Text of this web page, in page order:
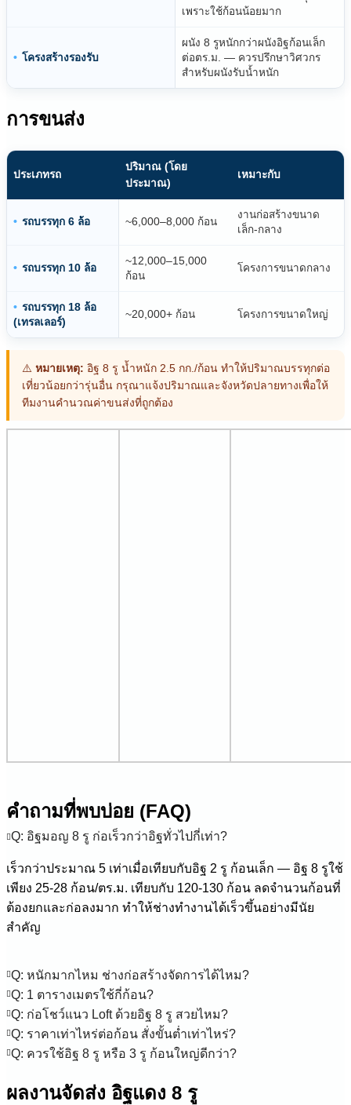
เพราะใช้ก้อนน้อยมาก
โครงสร้างรองรับ
ผนัง 8 รูหนักกว่าผนังอิฐก้อนเล็ก
ต่อตร.ม. — ควรปรึกษาวิศวกร
สำหรับผนังรับน้ำหนัก
การขนส่ง
ประเภทรถ
ปริมาณ (โดย
ประมาณ)
เหมาะกับ
รถบรรทุก 6 ล้อ ~6,000–8,000 ก้อน
งานก่อสร้างขนาด
เล็ก-กลาง
รถบรรทุก 10 ล้อ
~12,000–15,000
ก้อน
โครงการขนาดกลาง
รถบรรทุก 18 ล้อ
(เทรลเลอร์)
~20,000+ ก้อน โครงการขนาดใหญ่
⚠️ หมายเหตุ: อิฐ 8 รู น้ำหนัก 2.5 กก./ก้อน ทำให้ปริมาณบรรทุกต่อ
เที่ยวน้อยกว่ารุ่นอื่น กรุณาแจ้งปริมาณและจังหวัดปลายทางเพื่อให้
ทีมงานคำนวณค่าขนส่งที่ถูกต้อง
คำถามที่พบบ่อย (FAQ)
Q: อิฐมอญ 8 รู ก่อเร็วกว่าอิฐทั่วไปกี่เท่า?
เร็วกว่าประมาณ 5 เท่าเมื่อเทียบกับอิฐ 2 รู ก้อนเล็ก — อิฐ 8 รูใช้
เพียง 25-28 ก้อน/ตร.ม. เทียบกับ 120-130 ก้อน ลดจำนวนก้อนที่
ต้องยกและก่อลงมาก ทำให้ช่างทำงานได้เร็วขึ้นอย่างมีนัย
สำคัญ
Q: หนักมากไหม ช่างก่อสร้างจัดการได้ไหม?
Q: 1 ตารางเมตรใช้กี่ก้อน?
Q: ก่อโชว์แนว Loft ด้วยอิฐ 8 รู สวยไหม?
Q: ราคาเท่าไหร่ต่อก้อน สั่งขั้นต่ำเท่าไหร่?
Q: ควรใช้อิฐ 8 รู หรือ 3 รู ก้อนใหญ่ดีกว่า?
ผลงานจัดส่ง อิฐแดง 8 รู